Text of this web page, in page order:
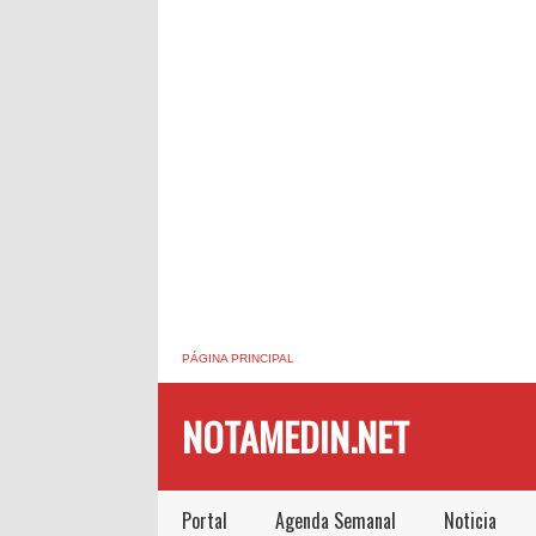
PÁGINA PRINCIPAL
NOTAMEDIN.NET
Portal Agenda Semanal Noticia